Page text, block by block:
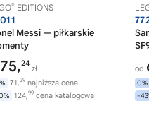
® EDITIONS
Messi — piłkarskie
75,24
zł
71,29 najniższa cena
124,99 cena katalogowa
od
0%
-